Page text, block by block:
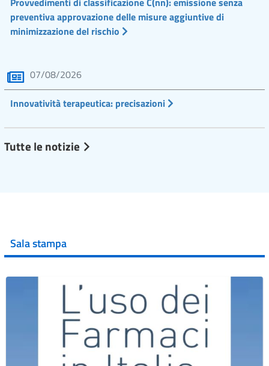
preventiva approvazione delle misure aggiuntive di
minimizzazione del rischio
07/08/2026
Innovatività terapeutica: precisazioni
Tutte le notizie
Sala stampa